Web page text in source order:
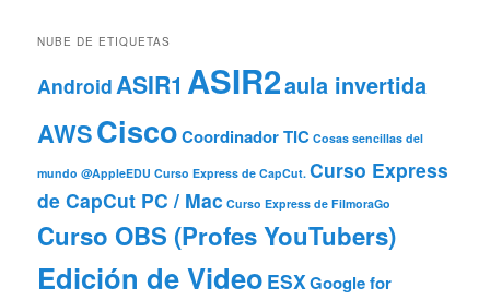
NUBE DE ETIQUETAS
AndroidASIR1 ASIR2aula invertida
AWSCiscoCoordinador TIC Cosas sencillas del
mundo @AppleEDU Curso Express de CapCut. Curso Express
de CapCut PC / Mac Curso Express de FilmoraGo
Curso OBS (Profes YouTubers)
Edición de Video ESXGoogle for